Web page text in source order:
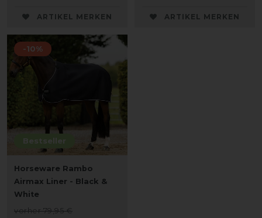
ARTIKEL MERKEN ARTIKEL MERKEN
Bestseller
-10%
Horseware Rambo
Airmax Liner - Black &
White
vorher 79,95 €